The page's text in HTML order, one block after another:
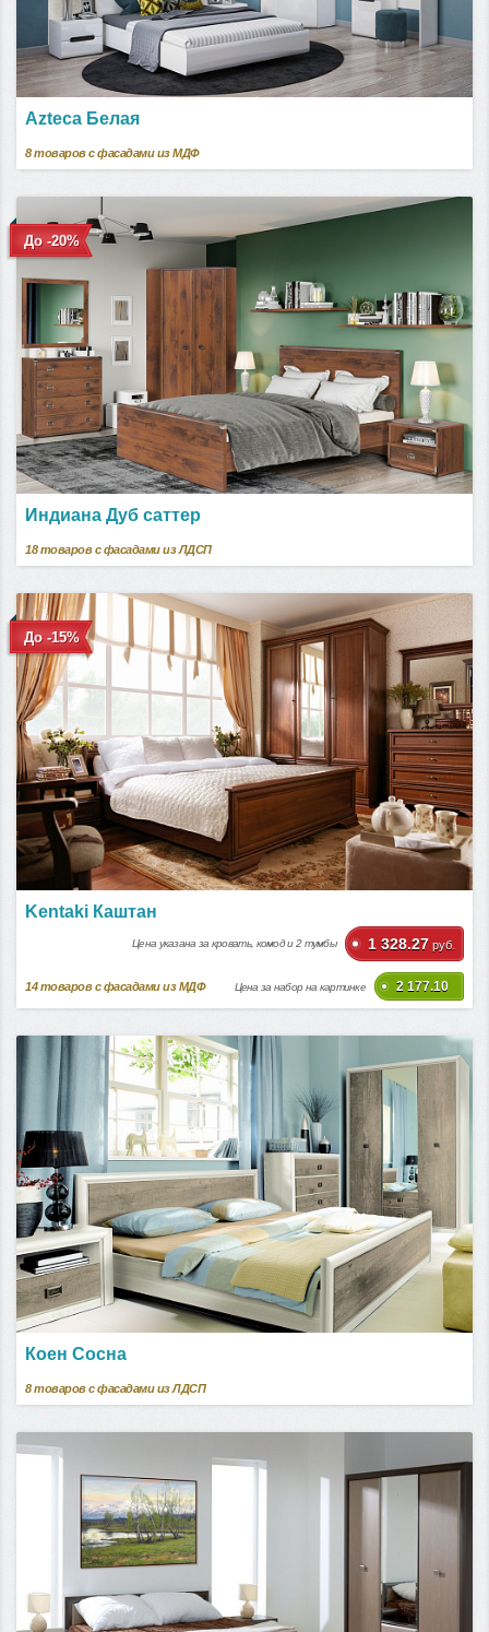
Azteca Белая
8 товаров с фасадами из МДФ
До -20%
Индиана Дуб саттер
18 товаров с фасадами из ЛДСП
До -15%
Kentaki Каштан
Цена указана за кровать, комод и 2 тумбы 1 328.27 руб.
14 товаров с фасадами из МДФ Цена за набор на картинке 2 177.10
Коен Сосна
8 товаров с фасадами из ЛДСП